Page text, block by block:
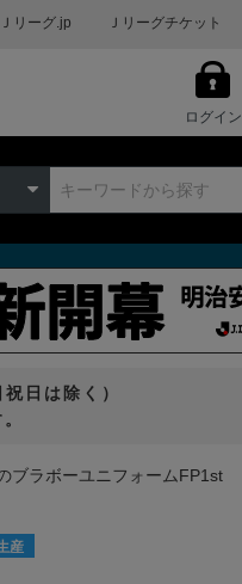
Ｊリーグ.jp Ｊリーグチケット
ログイン
日は除く）
ラボーユニフォームFP1st
産